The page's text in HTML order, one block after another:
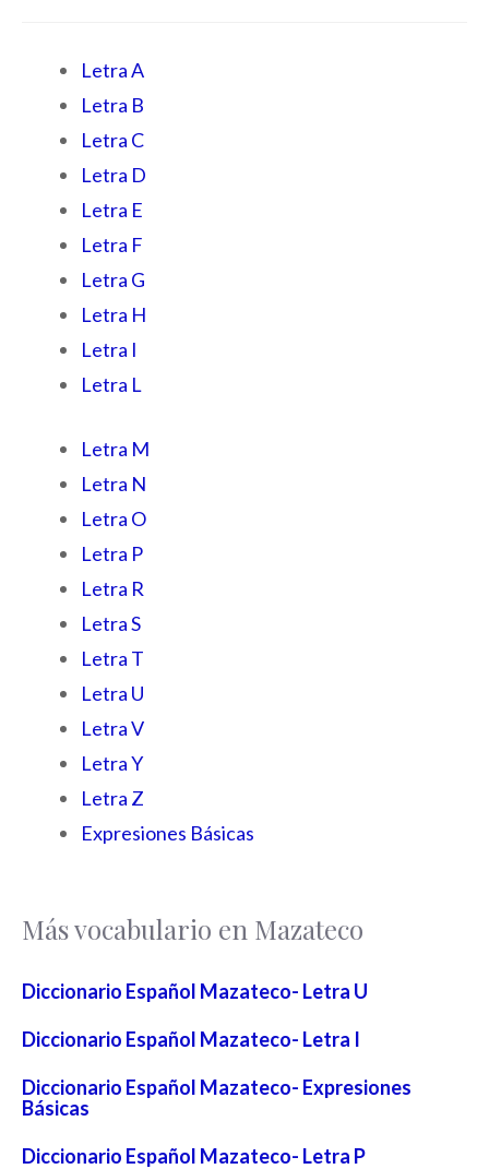
Letra A
Letra B
Letra C
Letra D
Letra E
Letra F
Letra G
Letra H
Letra I
Letra L
Letra M
Letra N
Letra O
Letra P
Letra R
Letra S
Letra T
Letra U
Letra V
Letra Y
Letra Z
Expresiones Básicas
Más vocabulario en Mazateco
Diccionario Español Mazateco- Letra U
Diccionario Español Mazateco- Letra I
Diccionario Español Mazateco- Expresiones
Básicas
Diccionario Español Mazateco- Letra P